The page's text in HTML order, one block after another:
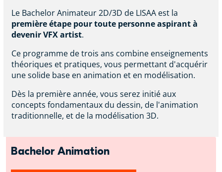
Le Bachelor Animateur 2D/3D de LISAA est la
première étape pour toute personne aspirant à
devenir VFX artist.
Ce programme de trois ans combine enseignements
théoriques et pratiques, vous permettant d'acquérir
une solide base en animation et en modélisation.
Dès la première année, vous serez initié aux
concepts fondamentaux du dessin, de l'animation
traditionnelle, et de la modélisation 3D.
Bachelor Animation